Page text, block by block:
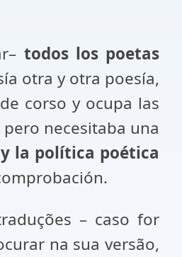
todos los poetas
otra y otra poesía,
corso y ocupa las
necesitaba una
la política poética
– caso for
na sua versão,